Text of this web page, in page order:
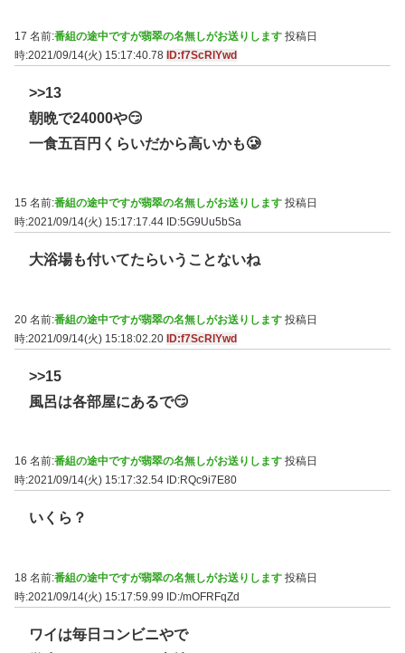
17 名前:番組の途中ですが翡翠の名無しがお送りします 投稿日
時:2021/09/14(火) 15:17:40.78 ID:f7ScRlYwd
>>13
朝晩で24000や😏
一食五百円くらいだから高いかも🥲
15 名前:番組の途中ですが翡翠の名無しがお送りします 投稿日
時:2021/09/14(火) 15:17:17.44 ID:5G9Uu5bSa
大浴場も付いてたらいうことないね
20 名前:番組の途中ですが翡翠の名無しがお送りします 投稿日
時:2021/09/14(火) 15:18:02.20 ID:f7ScRlYwd
>>15
風呂は各部屋にあるで😏
16 名前:番組の途中ですが翡翠の名無しがお送りします 投稿日
時:2021/09/14(火) 15:17:32.54 ID:RQc9i7E80
いくら？
18 名前:番組の途中ですが翡翠の名無しがお送りします 投稿日
時:2021/09/14(火) 15:17:59.99
ID:/mOFRFqZd
ワイは毎日コンビニやで